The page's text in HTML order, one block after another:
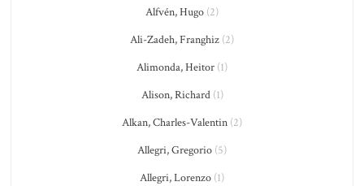
Alfvén, Hugo (2)
Ali-Zadeh, Franghiz (2)
Alimonda, Heitor (1)
Alison, Richard(1)
Alkan, Charles-Valentin (2)
Allegri, Gregorio (5)
Allegri, Lorenzo (1)